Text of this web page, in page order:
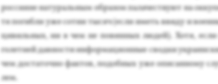
рос­си­яне на­тураль­ным об­ра­зом па­лачес­тву­ют на
тя по­гиб­ли уже сот­ни ты­сяч (ес­ли иметь вви­ду и
ци­виль­ных, ни в чем не по­вин­ных лю­дей). Хо­тя,
голет­ней дав­ности ин­форма­ци­он­ные свод­ки
чем дос­та­точ­но фак­тов, по­доб­ных уже опи­сан­но­му
лем.